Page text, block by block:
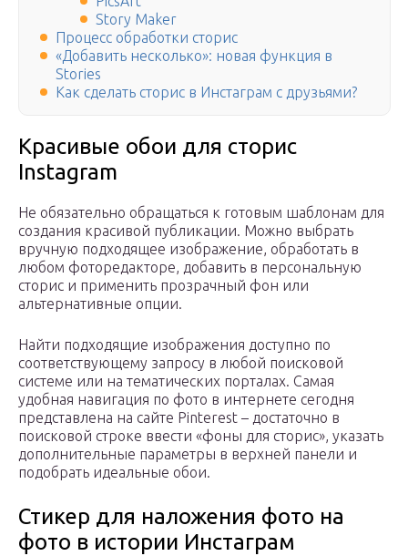
Story Maker
Процесс обработки сторис
«Добавить несколько»: новая функция в
Stories
Как сделать сторис в Инстаграм с друзьями?
Красивые обои для сторис
Instagram
Не обязательно обращаться к готовым шаблонам для
создания красивой публикации. Можно выбрать
вручную подходящее изображение, обработать в
любом фоторедакторе, добавить в персональную
сторис и применить прозрачный фон или
альтернативные опции.
Найти подходящие изображения доступно по
соответствующему запросу в любой поисковой
системе или на тематических порталах. Самая
удобная навигация по фото в интернете сегодня
представлена на сайте Pinterest – достаточно в
поисковой строке ввести «фоны для сторис», указать
дополнительные параметры в верхней панели и
подобрать идеальные обои.
Стикер для наложения фото на
фото в истории Инстаграм